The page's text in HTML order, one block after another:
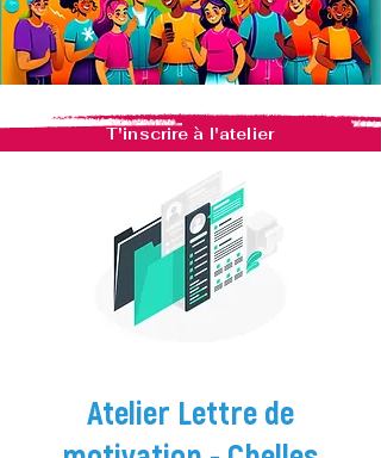
T'inscrire à l'atelier
Atelier Lettre de